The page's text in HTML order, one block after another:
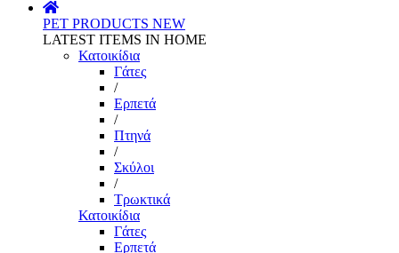
PET PRODUCTS NEW
LATEST ITEMS IN HOME
Κατοικίδια
Γάτες
/
Ερπετά
/
Πτηνά
/
Σκύλοι
/
Τρωκτικά
Κατοικίδια
Γάτες
Ερπετά